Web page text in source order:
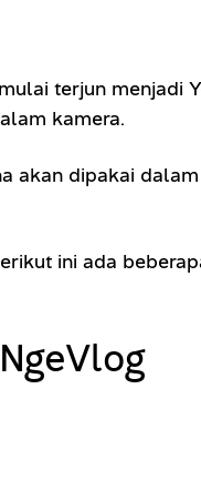
terjun menjadi
kamera.
dipakai
ini ada